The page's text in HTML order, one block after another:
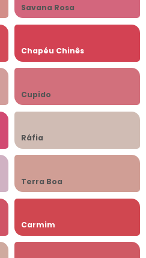
Savana Rosa
Chapéu Chinês
Cupido
Ráfia
Terra Boa
Carmim